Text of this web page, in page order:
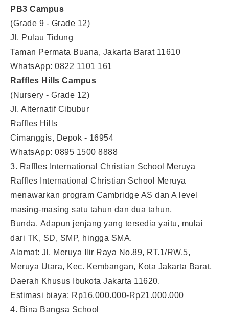
PB3 Campus
(Grade 9 - Grade 12)
Jl. Pulau Tidung
Taman Permata Buana, Jakarta Barat 11610
WhatsApp: 0822 1101 161
Raffles Hills Campus
(Nursery - Grade 12)
Jl. Alternatif Cibubur
Raffles Hills
Cimanggis, Depok - 16954
WhatsApp: 0895 1500 8888
3. Raffles International Christian School Meruya
Raffles International Christian School Meruya
menawarkan program Cambridge AS dan A level
masing-masing satu tahun dan dua tahun,
Bunda. Adapun jenjang yang tersedia yaitu, mulai
dari TK, SD, SMP, hingga SMA.
Alamat: Jl. Meruya Ilir Raya No.89, RT.1/RW.5,
Meruya Utara, Kec. Kembangan, Kota Jakarta Barat,
Daerah Khusus Ibukota Jakarta 11620.
Estimasi biaya: Rp16.000.000-Rp21.000.000
4. Bina Bangsa School